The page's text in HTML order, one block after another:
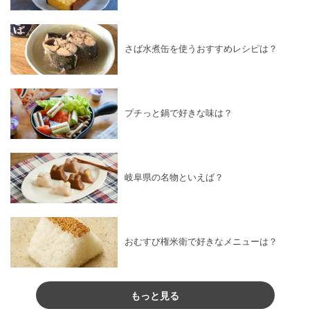
さば水煮缶を使うおすすめレシピは？
プチっと鍋で好きな味は？
岐阜県の名物といえば？
おむすび権米衛で好きなメニューは？
もっと見る